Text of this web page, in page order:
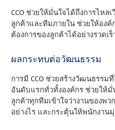
CCO ช่วยให้มั่นใจได้ถึงการไหล
ลูกค้าและทีมภายใน ช่วยให้องค์
ต้องการของลูกค้าได้อย่างรวดเร็
ผลกระทบต่อวัฒนธรรม
การมี CCO ช่วยสร้างวัฒนธรร
อันดับแรกทั่วทั้งองค์กร ช่วยให้มั่
ลูกค้าทุกทีมเข้าใจว่างานของพว
อย่างไร และกระตุ้นให้พนักงา